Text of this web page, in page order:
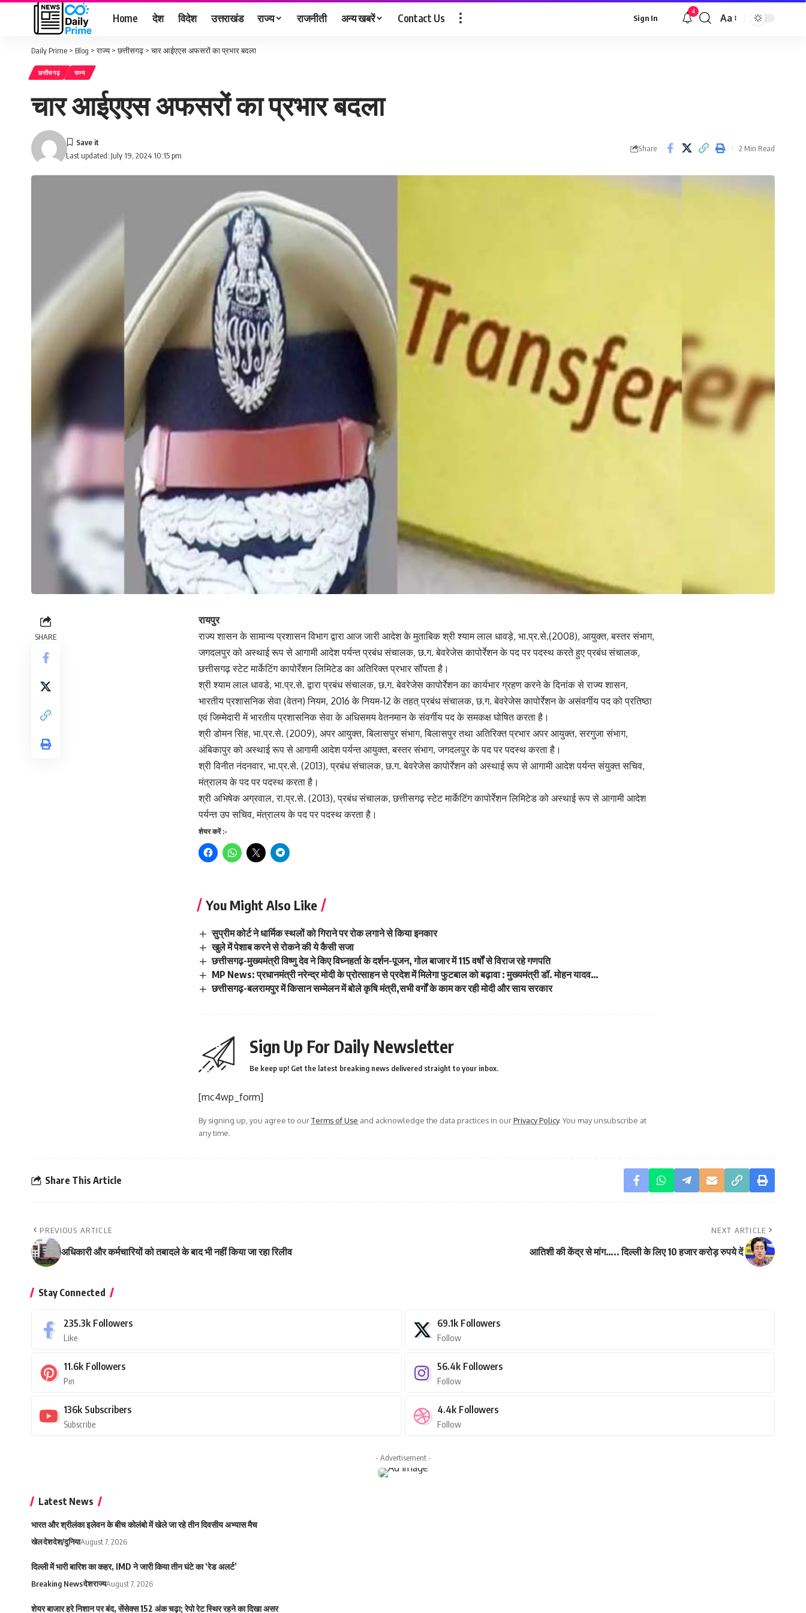
Home देश विदेश उत्तराखंड राज्य राजनीती अन्य खबरें Contact Us Sign In
4
Font
Aa
Daily Prime > Blog >राज्य>छत्तीसगढ़>चार आईएएस अफसरों का प्रभार बदला
छत्तीसगढ़ राज्य
चार आईएएस अफसरों का प्रभार बदला
Last updated: July 19, 2024 10:15 pm
Share 2 Min Read
SHARE
रायपुर
राज्य शासन के सामान्य प्रशासन विभाग द्वारा आज जारी आदेश के मुताबिक श्री श्याम लाल धावड़े, भा.प्र.से.(2008), आयुक्त, बस्तर संभाग,
जगदलपुर को अस्थाई रूप से आगामी आदेश पर्यन्त प्रबंध संचालक, छ.ग. बेवरेजेस कापोर्रेशन के पद पर पदस्थ करते हुए प्रबंध संचालक,
छत्तीसगढ़ स्टेट मार्केटिंग कापोर्रेशन लिमिटेड का अतिरिक्त प्रभार सौंपता है।
श्री श्याम लाल धावडे, भा.प्र.से. द्वारा प्रबंध संचालक, छ.ग. बेवरेजेस कापोर्रेशन का कार्यभार ग्रहण करने के दिनांक से राज्य शासन,
भारतीय प्रशासनिक सेवा (वेतन) नियम, 2016 के नियम-12 के तहत् प्रबंध संचालक, छ.ग. बेवरेजेस कापोर्रेशन के असंवर्गीय पद को प्रतिष्ठा
एवं जिम्मेदारी में भारतीय प्रशासनिक सेवा के अधिसमय वेतनमान के संवर्गीय पद के समकक्ष घोषित करता है।
श्री डोमन सिंह, भा.प्र.से. (2009), अपर आयुक्त, बिलासपुर संभाग, बिलासपुर तथा अतिरिक्त प्रभार अपर आयुक्त, सरगुजा संभाग,
अंबिकापुर को अस्थाई रूप से आगामी आदेश पर्यन्त आयुक्त, बस्तर संभाग, जगदलपुर के पद पर पदस्थ करता है।
श्री विनीत नंदनवार, भा.प्र.से. (2013), प्रबंध संचालक, छ.ग. बेवरेजेस कापोर्रेशन को अस्थाई रूप से आगामी आदेश पर्यन्त संयुक्त सचिव,
मंत्रालय के पद पर पदस्थ करता है।
श्री अभिषेक अग्रवाल, रा.प्र.से. (2013), प्रबंध संचालक, छत्तीसगढ़ स्टेट मार्केटिंग कापोर्रेशन लिमिटेड को अस्थाई रूप से आगामी आदेश
पर्यन्त उप सचिव, मंत्रालय के पद पर पदस्थ करता है।
शेयर करें :-
You Might Also Like
सुप्रीम कोर्ट ने धार्मिक स्थलों को गिराने पर रोक लगाने से किया इनकार
खुले में पेशाब करने से रोकने की ये कैसी सजा
छत्तीसगढ़-मुख्यमंत्री विष्णु देव ने किए विघ्नहर्ता के दर्शन-पूजन, गोल बाजार में 115 वर्षों से विराज रहे गणपति
MP News: प्रधानमंत्री नरेन्द्र मोदी के प्रोत्साहन से प्रदेश में मिलेगा फुटबाल को बढ़ावा : मुख्यमंत्री डॉ. मोहन यादव…
छत्तीसगढ़-बलरामपुर में किसान सम्मेलन में बोले कृषि मंत्री,सभी वर्गों के काम कर रही मोदी और साय सरकार
Sign Up For Daily Newsletter
Be keep up! Get the latest breaking news delivered straight to your inbox.
[mc4wp_form]
By signing up, you agree to ourTerms of Use and acknowledge the data practices in ourPrivacy Policy. You may unsubscribe at
any time.
Share This Article
PREVIOUS ARTICLE
अधिकारी और कर्मचारियों को तबादले के बाद भी नहीं किया जा रहा रिलीव
NEXT ARTICLE
आतिशी की केंद्र से मांग….. दिल्ली के लिए 10 हजार करोड़ रुपये दें
Stay Connected
235.3k Followers
Like
69.1k Followers
Follow
11.6k Followers
Pin
56.4k Followers
Follow
136k Subscribers
Subscribe
4.4k Followers
Follow
- Advertisement -
Latest News
भारत और श्रीलंका इलेवन के बीच कोलंबो में खेले जा रहे तीन दिवसीय अभ्यास मैच
खेलदेशदेश/दुनियाAugust 7, 2026
दिल्ली में भारी बारिश का कहर, IMD ने जारी किया तीन घंटे का ‘रेड अलर्ट’
Breaking Newsदेशराज्यAugust 7, 2026
शेयर बाजार हरे निशान पर बंद, सेंसेक्स 152 अंक चढ़ा; रेपो रेट स्थिर रहने का दिखा असर